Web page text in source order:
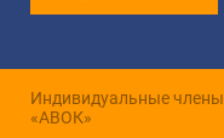
Индивидуальные члены
«АВОК»